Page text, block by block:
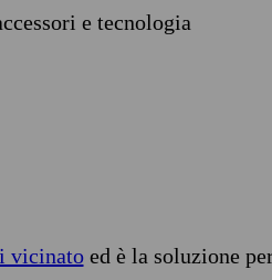
e tecnologia
vicinatoed è la soluzione